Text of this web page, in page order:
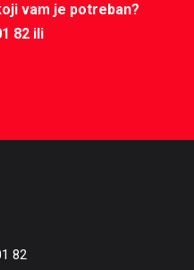
vam je potreban?
82 ili
82